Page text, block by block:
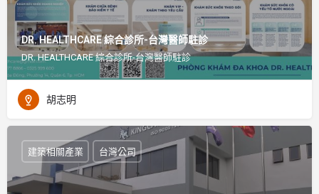
DR. HEALTHCARE 綜合診所-台灣醫師駐診
DR. HEALTHCARE 綜合診所-台灣醫師駐診
胡志明
建築相關產業 台灣公司